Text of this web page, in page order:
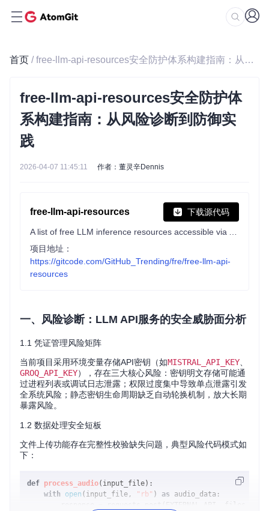
首页 / free-llm-api-resources安全防护体系构建指南：从风险诊断到防御实践
free-llm-api-resources安全防护体
系构建指南：从风险诊断到防御实
践
2026-04-07 11:45:11 作者：董灵辛Dennis
free-llm-api-resources 下载源代码
项目地址：
https://gitcode.com/GitHub_Trending/fre/free-llm-api-
resources
一、风险诊断：LLM API服务的安全威胁面分析
1.1 凭证管理风险矩阵
当前项目采用环境变量存储API密钥（如MISTRAL_API_KEY
GROQ_API_KEY），存在三大核心风险：密钥明文存储可能通
过进程列表或调试日志泄露；权限过度集中导致单点泄露引发
全系统风险；静态密钥生命周期缺乏自动轮换机制，放大长期
暴露风险。
1.2 数据处理安全短板
文件上传功能存在完整性校验缺失问题，典型风险代码模式如
下：
def process_audio( input_file):
with
open (input_file, "rb" ) as audio_data:
        response = requests.post(EXTERNAL_API, files={